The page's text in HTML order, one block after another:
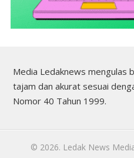
Media Ledaknews mengulas
tajam dan akurat sesuai
Nomor 40 Tahun 1999.
© 2026. Ledak News